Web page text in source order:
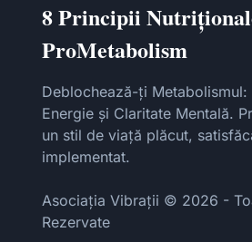
8 Principii
ProMetabolism
Deblochează-ți Metabolismul:
Energie și Claritate Mentală.
un stil de viață plăcut,
implementat.
Asociația Vibrații © 2026 -
Rezervate